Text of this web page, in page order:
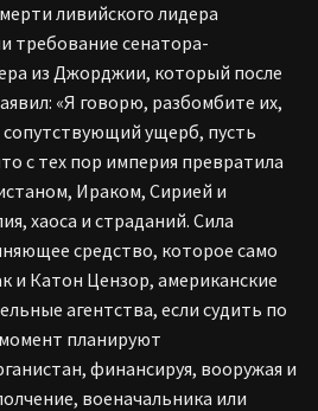
ливийского лидера
требование сенатора-
из Джорджии, который после
«Я говорю, разбомбите их,
сопутствующий ущерб, пусть
с тех пор империя превратила
Ираком, Сирией и
хаоса и страданий. Сила
средство, которое само
и Катон Цензор, американские
агентства, если судить по
планируют
финансируя, вооружая и
военачальника или